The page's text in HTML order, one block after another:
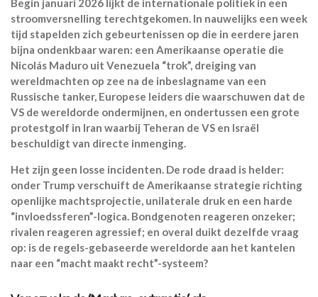
Begin januari 2026 lijkt de internationale politiek in een
stroomversnelling terechtgekomen. In nauwelijks een week
tijd stapelden zich gebeurtenissen op die in eerdere jaren
bijna ondenkbaar waren: een Amerikaanse operatie die
Nicolás Maduro uit Venezuela “trok”, dreiging van
wereldmachten op zee na de inbeslagname van een
Russische tanker, Europese leiders die waarschuwen dat de
VS de wereldorde ondermijnen, en ondertussen een grote
protestgolf in Iran waarbij Teheran de VS en Israël
beschuldigt van directe inmenging.
Het zijn geen losse incidenten. De rode draad is helder:
onder Trump verschuift de Amerikaanse strategie richting
openlijke machtsprojectie, unilaterale druk en een harde
“invloedssferen”-logica. Bondgenoten reageren onzeker;
rivalen reageren agressief; en overal duikt dezelfde vraag
op: is de regels-gebaseerde wereldorde aan het kantelen
naar een “macht maakt recht”-systeem?